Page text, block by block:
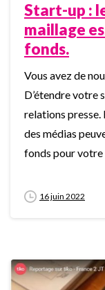
Start-up :
maillage
fonds.
Vous avez de
D’étendre votre
relations presse.
des médias
fonds pour votre
16 juin 2022